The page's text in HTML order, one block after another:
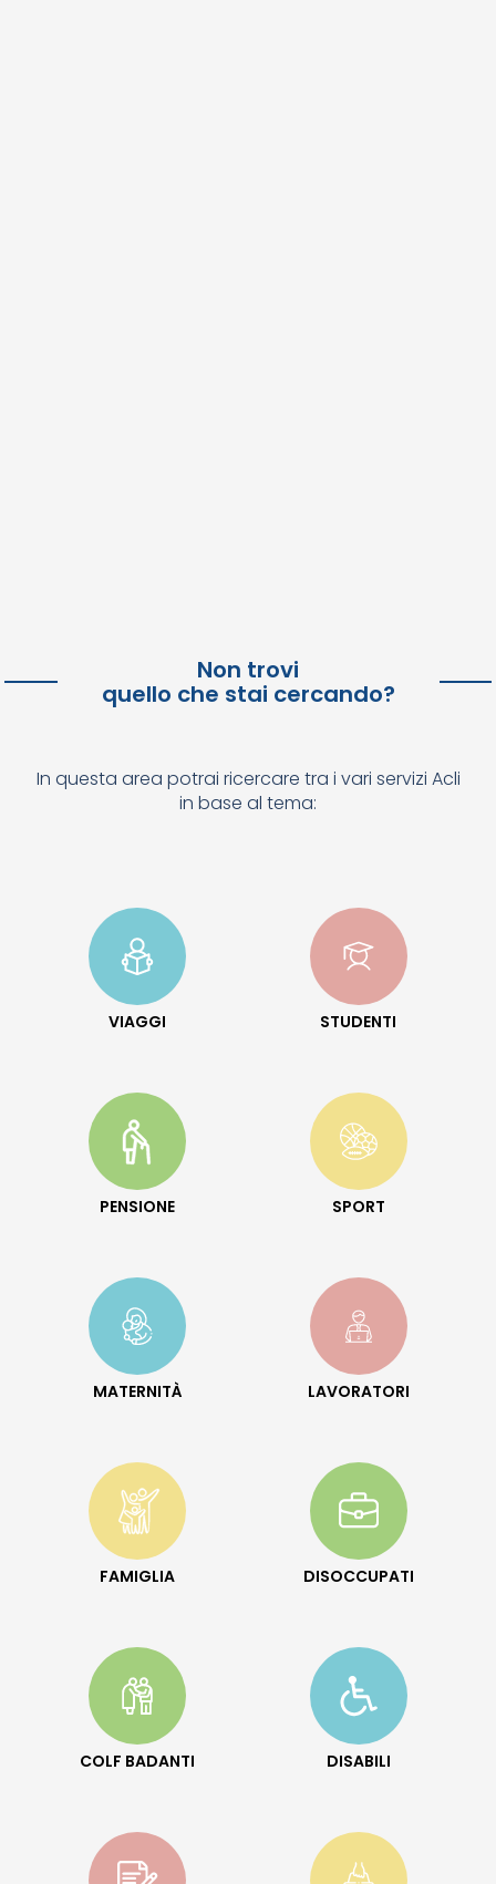
Non trovi
quello che stai cercando?
In questa area potrai ricercare tra i vari servizi Acli
in base al tema:
VIAGGI STUDENTI
PENSIONE SPORT
MATERNITÀ LAVORATORI
FAMIGLIA DISOCCUPATI
COLF BADANTI DISABILI